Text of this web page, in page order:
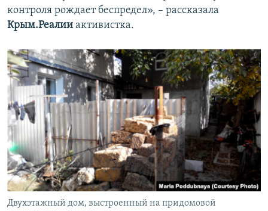
контроля рождает беспредел», – рассказала
Крым.Реалии активистка.
Двухэтажный дом, выстроенный на придомовой